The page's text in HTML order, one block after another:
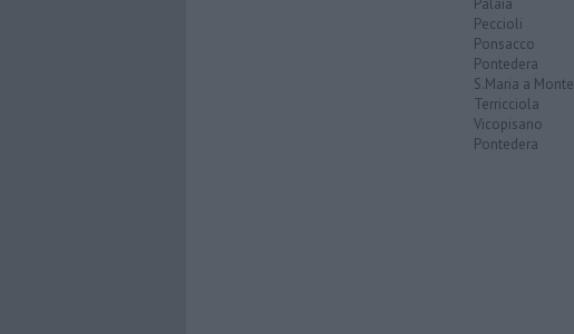
Peccioli
Ponsacco
Pontedera
S.Maria a Monte
Terricciola
Vicopisano
Pontedera